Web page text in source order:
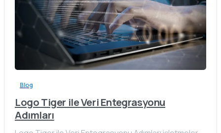
Blog
Logo Tiger ile Veri Entegrasyonu
Adımları